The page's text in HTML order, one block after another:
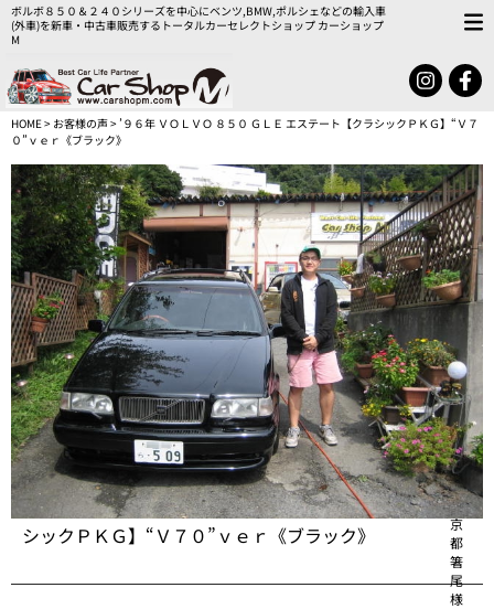
ボルボ８５０＆２４０シリーズを中心にベンツ,BMW,ポルシェなどの輸入車
(外車)を新車・中古車販売するトータルカーセレクトショップ カーショップ
M
HOME> お客様の声> ’９６年 ＶＯＬＶＯ ８５０ ＧＬＥ エステート【クラシックＰＫＧ】“Ｖ７
０”ｖｅｒ《ブラック》
’９６年 ＶＯＬＶＯ ８５０ ＧＬＥ エステート【クラ
シックＰＫＧ】“Ｖ７０”ｖｅｒ《ブラック》
東
京
都
箸
尾
様